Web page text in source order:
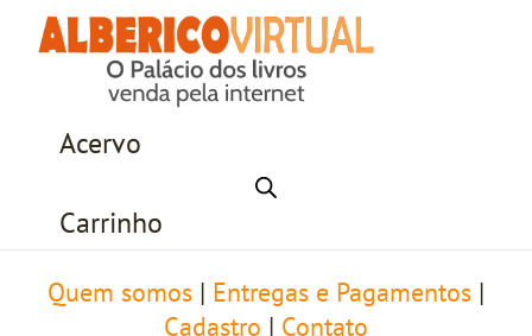
Acervo
Carrinho
Quem somos Entregas e Pagamentos
Cadastro
Contato